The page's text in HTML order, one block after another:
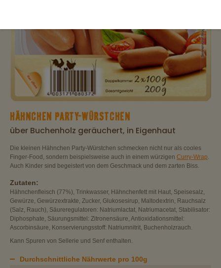
HÄHNCHEN PARTY-WÜRSTCHEN
über Buchenholz geräuchert, in Eigenhaut
Die kleinen Hähnchen Party-Würstchen schmecken nicht nur als cooles
Finger-Food, sondern beispielsweise auch in einem würzigen Curry-Wrap.
Auch Kinder sind begeistert von dem Geschmack und dem zarten Biss.
Zutaten:
Hähnchenfleisch (77%), Trinkwasser, Hähnchenfett mit Haut, Speisesalz,
Gewürze, Gewürzextrakte, Zucker, Glukosesirup, Maltodextrin, Rauchsalz
(Salz, Rauch), Säureregulatoren: Natriumlactat, Natriumacetat, Stabilisator:
Diphosphate, Säurungsmittel: Zitronensäure, Antioxidationsmittel:
Ascorbinsäure, Konservierungsstoff: Natriumnitrit, Buchenholzrauch.
Kann Spuren von Sellerie und Senf enthalten.
Durchschnittliche Nährwerte pro 100g